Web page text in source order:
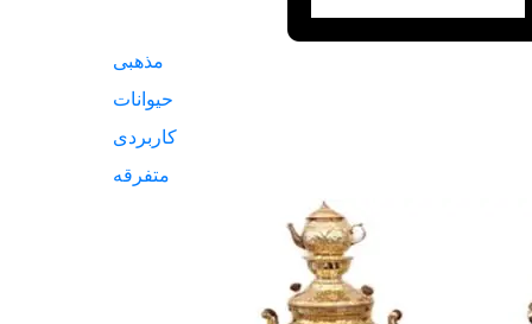
مذهبی
حیوانات
کاربردی
متفرقه